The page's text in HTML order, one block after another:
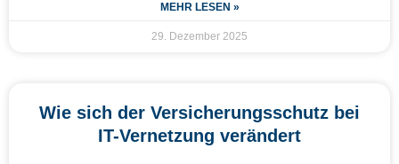
MEHR LESEN »
29. Dezember 2025
Wie sich der Versicherungsschutz bei
IT-Vernetzung verändert